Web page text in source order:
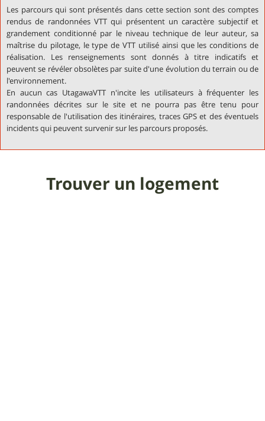
Les parcours qui sont présentés dans cette section sont des comptes
rendus de randonnées VTT qui présentent un caractère subjectif et
grandement conditionné par le niveau technique de leur auteur, sa
maîtrise du pilotage, le type de VTT utilisé ainsi que les conditions de
réalisation. Les renseignements sont donnés à titre indicatifs et
peuvent se révéler obsolètes par suite d'une évolution du terrain ou de
l'environnement.
En aucun cas UtagawaVTT n'incite les utilisateurs à fréquenter les
randonnées décrites sur le site et ne pourra pas être tenu pour
responsable de l'utilisation des itinéraires, traces GPS et des éventuels
incidents qui peuvent survenir sur les parcours proposés.
Trouver un logement